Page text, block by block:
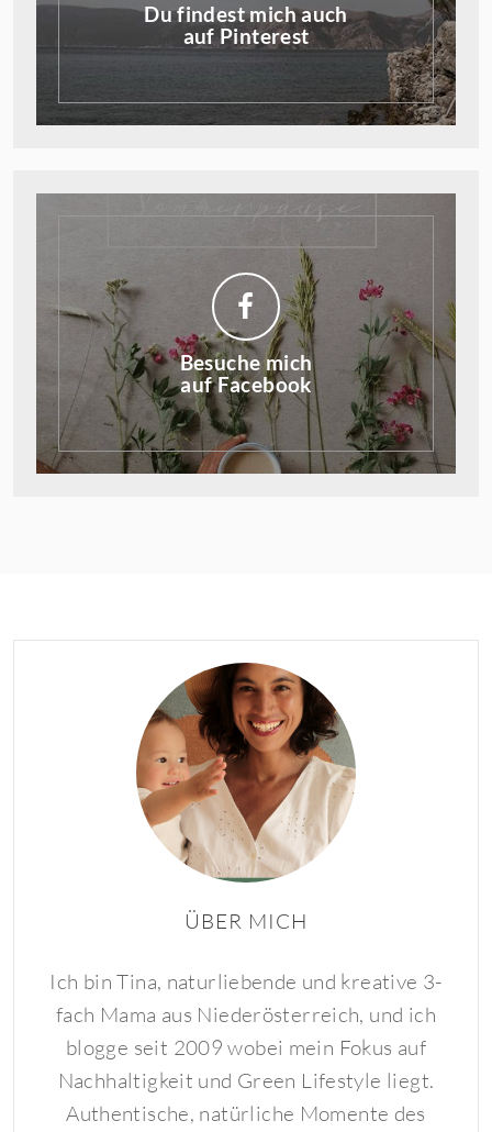
Du findest mich auch
auf Pinterest
Besuche mich
auf Facebook
ÜBER MICH
Ich bin Tina, naturliebende und kreative 3-
fach Mama aus Niederösterreich, und ich
blogge seit 2009 wobei mein Fokus auf
Nachhaltigkeit und Green Lifestyle liegt.
Authentische, natürliche Momente des